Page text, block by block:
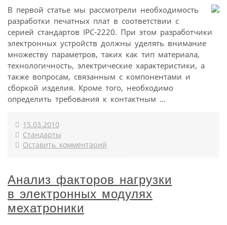
В первой статье мы рассмотрели необходимость
разработки печатных плат в соответствии с
серией стандартов IPC-2220. При этом разработчики
электронных устройств должны уделять внимание
множеству параметров, таких как тип материала,
технологичность, электрические характеристики, а
также вопросам, связанным с компонентами и
сборкой изделия. Кроме того, необходимо
определить требования к контактным ...
15.03.2010
Стандарты
Оставить комментарий
Анализ факторов нагрузки
в электронных модулях
мехатроники